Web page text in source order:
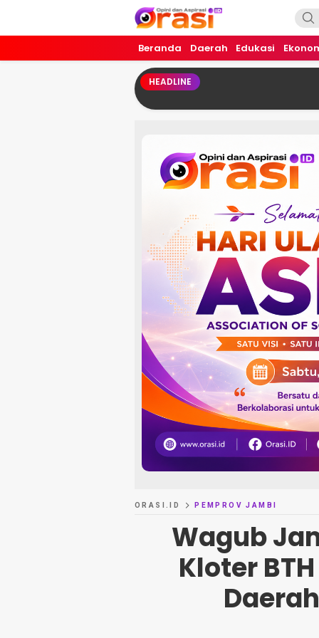
Orasi.ID
Opini dan Aspirasi!
Beranda Daerah Edukasi
HEADLINE
ORASI.ID PEMPROV JAMBI
Wagub
Kloter